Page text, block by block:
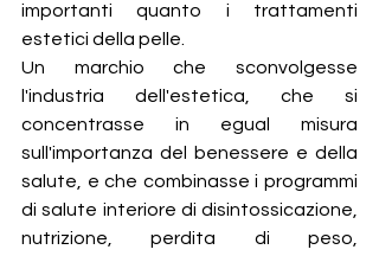
importanti quanto i trattamenti
estetici della pelle.
Un marchio che sconvolgesse
l'industria dell'estetica, che si
concentrasse in egual misura
sull'importanza del benessere e della
salute, e che combinasse i programmi
di salute interiore di disintossicazione,
nutrizione, perdita di peso,